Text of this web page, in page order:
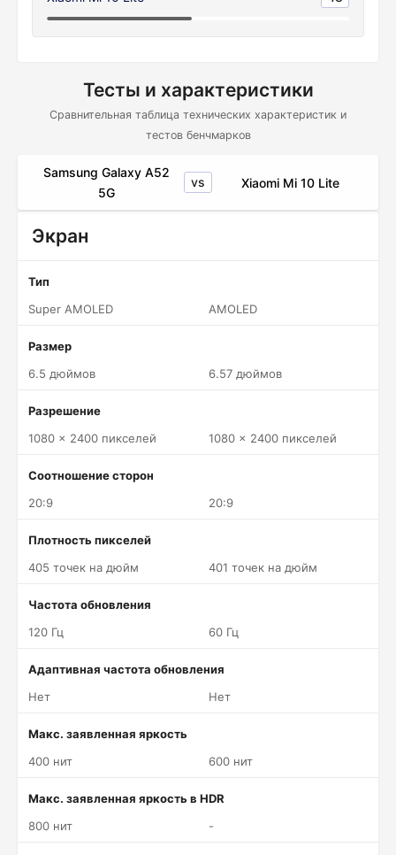
Тесты и характеристики
Сравнительная таблица технических характеристик и
тестов бенчмарков
Samsung Galaxy A52
5G
vs Xiaomi Mi 10 Lite
Экран
Тип
Super AMOLED
AMOLED
Размер
6.5 дюймов
6.57 дюймов
Разрешение
1080 x 2400 пикселей
1080 x 2400 пикселей
Соотношение сторон
20:9
20:9
Плотность пикселей
405 точек на дюйм
401 точек на дюйм
Частота обновления
120 Гц
60 Гц
Адаптивная частота обновления
Нет
Нет
Макс. заявленная яркость
400 нит
600 нит
Макс. заявленная яркость в HDR
800 нит
-